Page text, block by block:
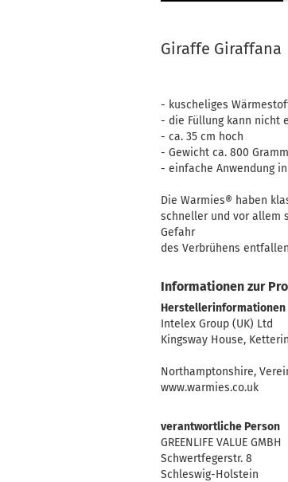
Mainzelmännchen
Servietten
Tasse
Kerzilein anzeigen
Flämmchen
Kerzenhalter
Giraffe Giraffana
- kuscheliges
- die Füllung kann nicht
- ca. 35 cm hoch
- Gewicht ca. 800 Gramm
- einfache Anwendung
Die Warmies® haben
schneller und vor allem
Gefahr
des Verbrühens
Informationen zur
Herstellerinformationen
Intelex Group (UK) Ltd
Kingsway House,
Northamptonshire,
www.warmies.co.uk
verantwortliche Person
GREENLIFE VALUE GMBH
Schwertfegerstr. 8
Schleswig-Holstein